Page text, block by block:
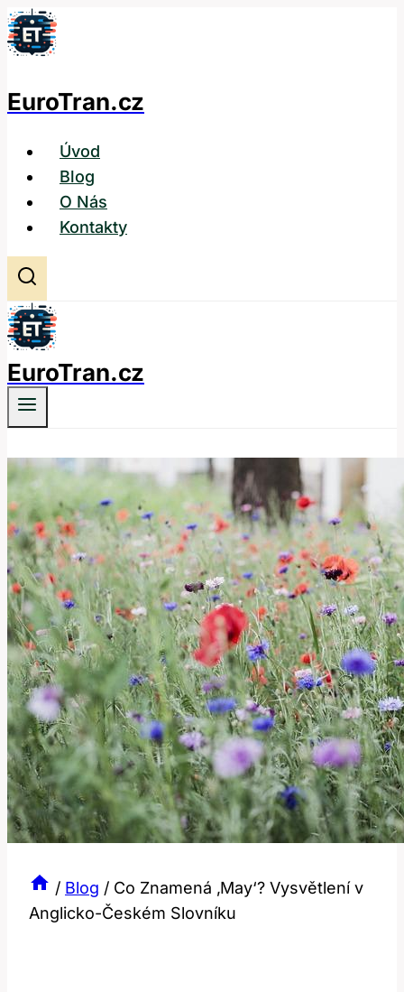
Přeskočit
na
EuroTran.cz
Úvod
Blog
O Nás
Kontakty
EuroTran.cz
/ Blog / Co Znamená ‚May‘? Vysvětlení v
Anglicko-Českém Slovníku